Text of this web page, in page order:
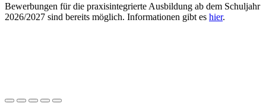
Bewerbungen für die praxisintegrierte Ausbildung ab dem Schuljahr
2026/2027 sind bereits möglich. Informationen gibt es hier.